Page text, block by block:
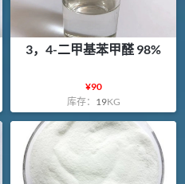
3，4-二甲基苯甲醛 98%
¥90
库存： 19KG